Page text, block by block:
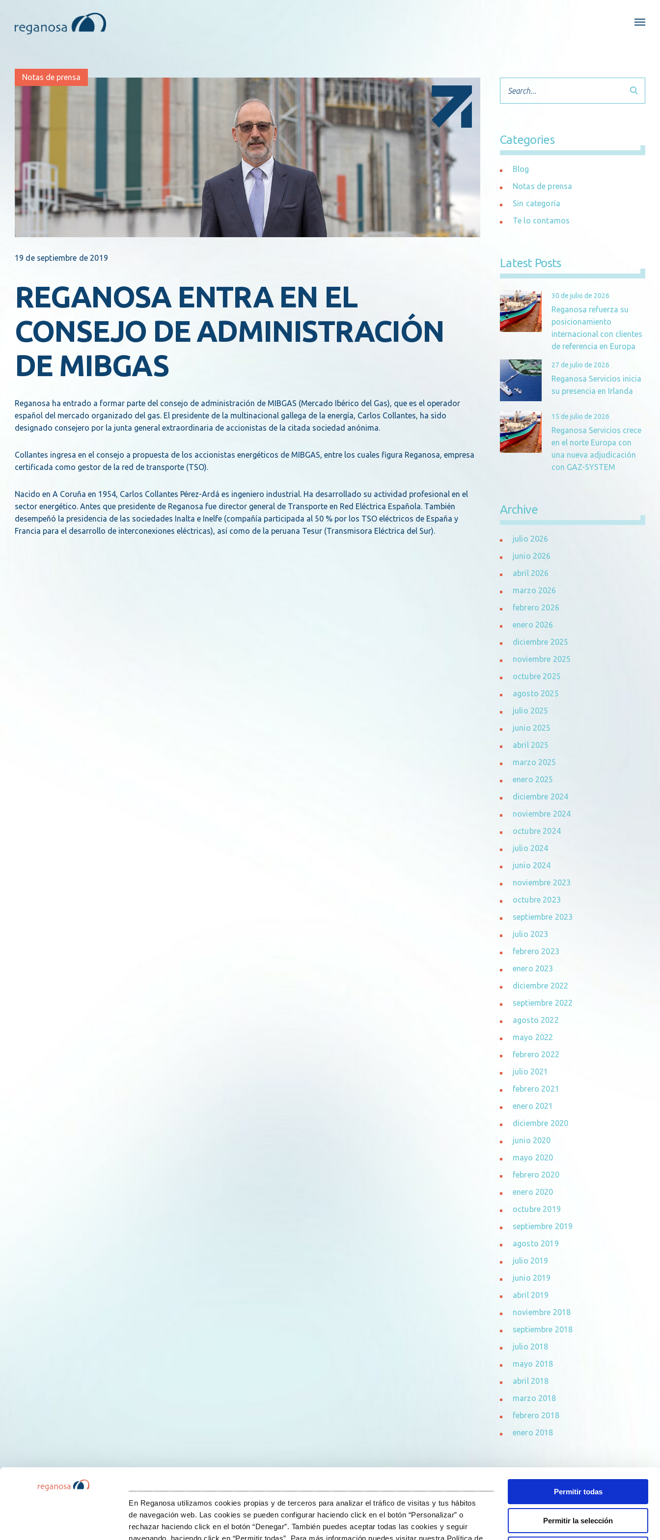
___________________________________________________________________________________________________________
En Reganosa utilizamos cookies propias y de terceros para analizar el tráfico de visitas y tus hábitos
de navegación web. Las cookies se pueden configurar haciendo click en el botón “Personalizar” o
rechazar haciendo click en el botón “Denegar”. También puedes aceptar todas las cookies y seguir
Permitir todas
Permitir la selección
Notas de prensa
19 de septiembre de 2019
REGANOSA ENTRA EN EL
CONSEJO DE ADMINISTRACIÓN
DE MIBGAS
Reganosa ha entrado a formar parte del consejo de administración de MIBGAS (Mercado Ibérico del Gas), que es el operador
español del mercado organizado del gas. El presidente de la multinacional gallega de la energía, Carlos Collantes, ha sido
designado consejero por la junta general extraordinaria de accionistas de la citada sociedad anónima.
Collantes ingresa en el consejo a propuesta de los accionistas energéticos de MIBGAS, entre los cuales figura Reganosa, empresa
certificada como gestor de la red de transporte (TSO).
Nacido en A Coruña en 1954, Carlos Collantes Pérez-Ardá es ingeniero industrial. Ha desarrollado su actividad profesional en el
sector energético. Antes que presidente de Reganosa fue director general de Transporte en Red Eléctrica Española. También
desempeñó la presidencia de las sociedades Inalta e Inelfe (compañía participada al 50 % por los TSO eléctricos de España y
Francia para el desarrollo de interconexiones eléctricas), así como de la peruana Tesur (Transmisora Eléctrica del Sur).
Search
Categories
Blog
Notas de prensa
Sin categoría
Te lo contamos
Latest Posts
Reganosa refuerza su
posicionamiento
internacional con clientes
de referencia en Europa
30 de julio de 2026
Reganosa Servicios inicia
su presencia en Irlanda
27 de julio de 2026
Reganosa Servicios crece
en el norte Europa con
una nueva adjudicación
con GAZ-SYSTEM
15 de julio de 2026
Archive
julio 2026
junio 2026
abril 2026
marzo 2026
febrero 2026
enero 2026
diciembre 2025
noviembre 2025
octubre 2025
agosto 2025
julio 2025
junio 2025
abril 2025
marzo 2025
enero 2025
diciembre 2024
noviembre 2024
octubre 2024
julio 2024
junio 2024
noviembre 2023
octubre 2023
septiembre 2023
julio 2023
febrero 2023
enero 2023
diciembre 2022
septiembre 2022
agosto 2022
mayo 2022
febrero 2022
julio 2021
febrero 2021
enero 2021
diciembre 2020
junio 2020
mayo 2020
febrero 2020
enero 2020
octubre 2019
septiembre 2019
agosto 2019
julio 2019
junio 2019
abril 2019
noviembre 2018
septiembre 2018
julio 2018
mayo 2018
abril 2018
marzo 2018
febrero 2018
enero 2018